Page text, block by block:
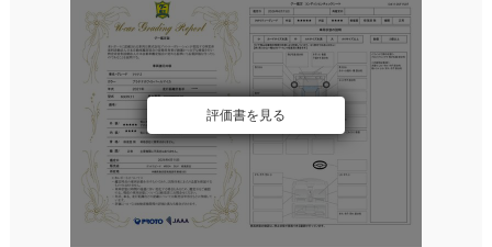
評価書を見る